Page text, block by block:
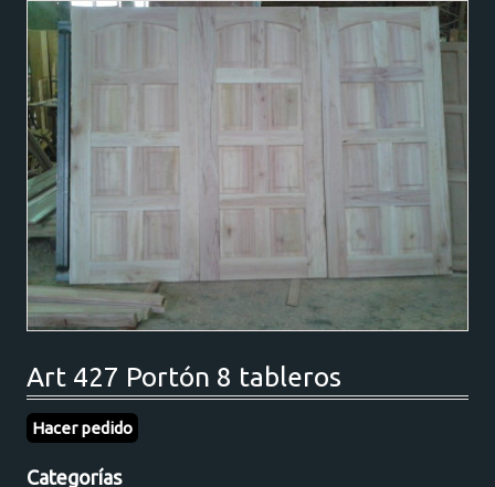
Art 427 Portón 8 tableros
Hacer pedido
Categorías